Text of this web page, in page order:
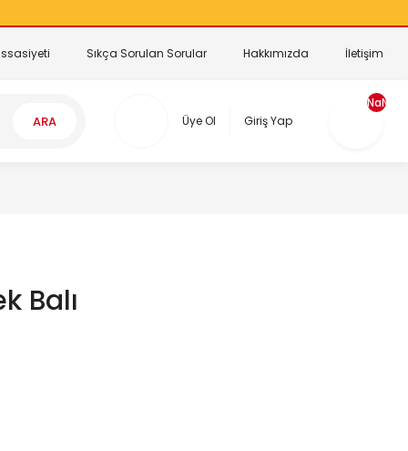
Sıkça Sorulan Sorular Hakkımızda İletişim
ARA Üye Ol Giriş Yap
NaN
Balı